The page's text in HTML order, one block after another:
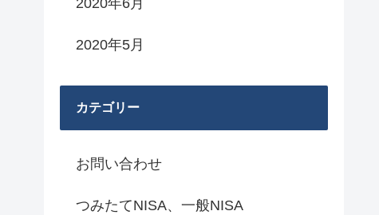
2020年6月
2020年5月
カテゴリー
お問い合わせ
つみたてNISA、一般NISA